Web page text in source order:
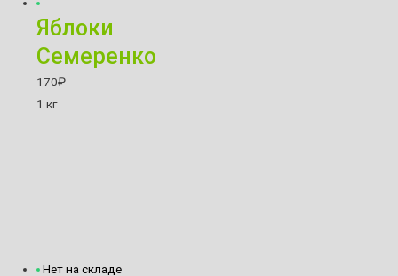
Яблоки
Семеренко
170₽
1 кг
Нет на складе